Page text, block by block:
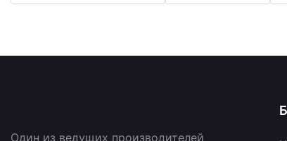
Один из ведущих производителей